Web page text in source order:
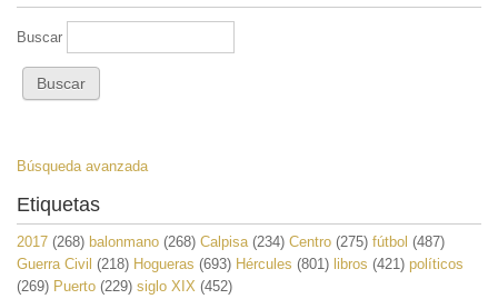
Buscar
Búsqueda avanzada
Etiquetas
2017 (268) balonmano (268) Calpisa(234) Centro (275) fútbol (487)
Guerra Civil (218) Hogueras (693) Hércules (801) libros (421) políticos
(269) Puerto (229) siglo XIX (452)